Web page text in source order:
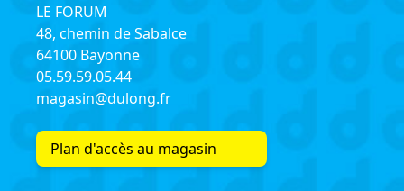
LE FORUM
48, chemin de Sabalce
64100 Bayonne
05.59.59.05.44
magasin@dulong.fr
Plan d'accès au magasin